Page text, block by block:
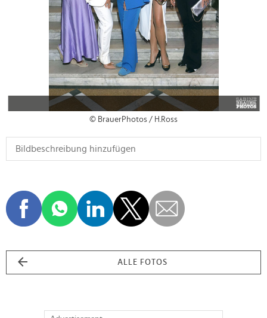
© BrauerPhotos / H.Ross
ALLE FOTOS